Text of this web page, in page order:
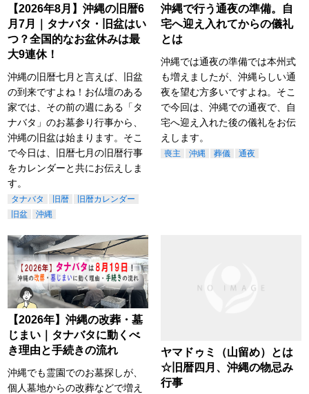
【2026年8月】沖縄の旧暦6
月7月｜タナバタ・旧盆はい
つ？全国的なお盆休みは最
大9連休！
沖縄の旧暦七月と言えば、旧盆
の到来ですよね！お仏壇のある
家では、その前の週にある「タ
ナバタ」のお墓参り行事から、
沖縄の旧盆は始まります。そこ
で今日は、旧暦七月の旧暦行事
をカレンダーと共にお伝えしま
す。
タナバタ 旧暦
旧暦カレンダー
旧盆
沖縄
沖縄で行う通夜の準備。自
宅へ迎え入れてからの儀礼
とは
沖縄では通夜の準備では本州式
も増えましたが、沖縄らしい通
夜を望む方多いですよね。そこ
で今回は、沖縄での通夜で、自
宅へ迎え入れた後の儀礼をお伝
えします。
喪主 沖縄 葬儀 通夜
【2026年】沖縄の改葬・墓
じまい｜タナバタに動くべ
き理由と手続きの流れ
沖縄でも霊園でのお墓探しが、
個人墓地からの改葬などで増え
ヤマドゥミ（山留め）とは
☆旧暦四月、沖縄の物忌み
行事